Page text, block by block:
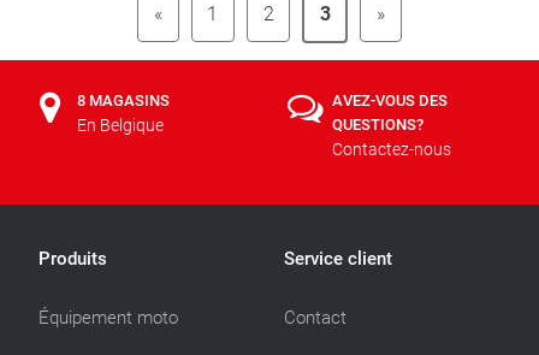
« 1 2 3 »
8 MAGASINS
En Belgique
AVEZ-VOUS DES
QUESTIONS?
Contactez-nous
Produits
Équipement moto
Service client
Contact